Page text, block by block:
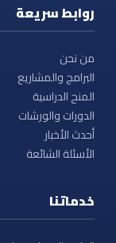
روابط سريعة
من نحن
البرامج والمشاريع
المنح الدراسية
الدورات والورشات
أحدث الأخبار
الأسئلة الشائعة
خدماتنا